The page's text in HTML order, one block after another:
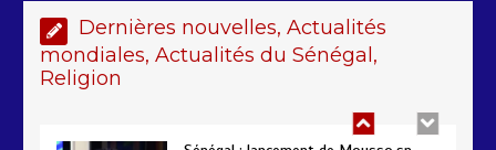
Dernières nouvelles, Actualités
mondiales, Actualités du Sénégal,
Religion